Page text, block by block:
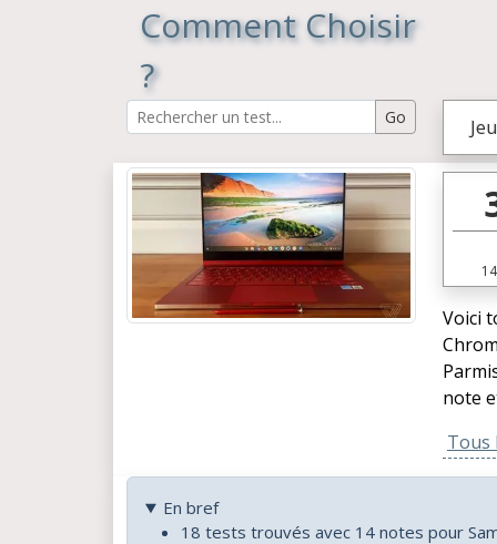
Comment Choisir
?
14
Voici
note
Tous
En bref
18 tests trouvés avec 14 notes pour